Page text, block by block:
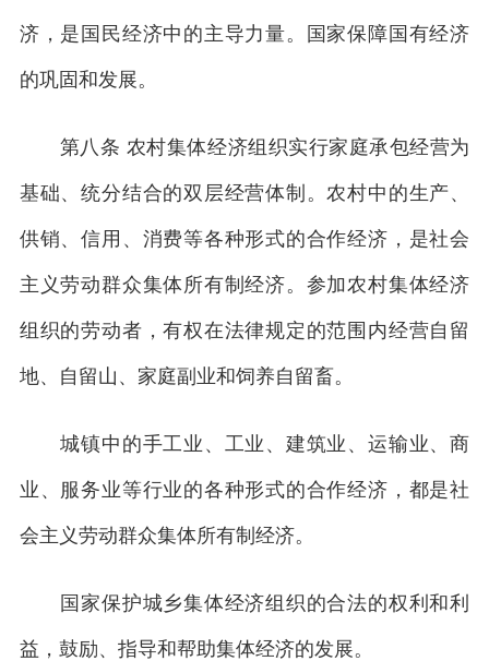
济，是国民经济中的主导力量。国家保障国有经济
的巩固和发展。
第八条 农村集体经济组织实行家庭承包经营为
基础、统分结合的双层经营体制。农村中的生产、
供销、信用、消费等各种形式的合作经济，是社会
主义劳动群众集体所有制经济。参加农村集体经济
组织的劳动者，有权在法律规定的范围内经营自留
地、自留山、家庭副业和饲养自留畜。
城镇中的手工业、工业、建筑业、运输业、商
业、服务业等行业的各种形式的合作经济，都是社
会主义劳动群众集体所有制经济。
国家保护城乡集体经济组织的合法的权利和利
益，鼓励、指导和帮助集体经济的发展。